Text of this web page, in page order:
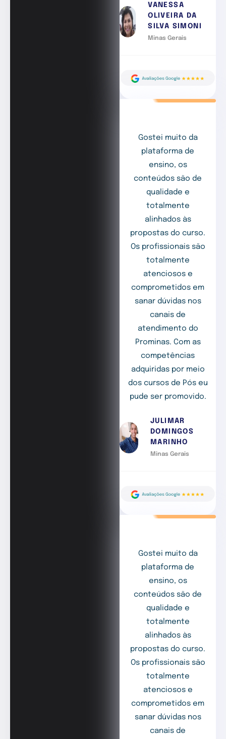
VANESSA
OLIVEIRA DA
SILVA SIMONI
Minas Gerais
Gostei muito da
plataforma de
ensino, os
conteúdos são de
qualidade e
totalmente
alinhados às
propostas do curso.
Os profissionais são
totalmente
atenciosos e
comprometidos em
sanar dúvidas nos
canais de
atendimento do
Prominas. Com as
competências
adquiridas por meio
dos cursos de Pós eu
pude ser promovido.
JULIMAR
DOMINGOS
MARINHO
Minas Gerais
Gostei muito da
plataforma de
ensino, os
conteúdos são de
qualidade e
totalmente
alinhados às
propostas do curso.
Os profissionais são
totalmente
atenciosos e
comprometidos em
sanar dúvidas nos
canais de